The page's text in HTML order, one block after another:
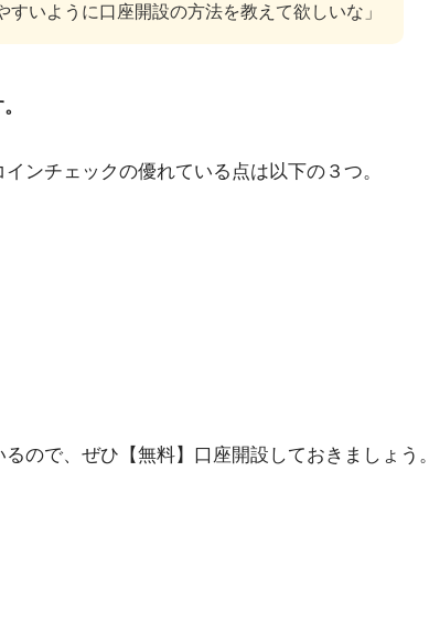
いように口座開設の方法を教えて欲しいな」
ンチェックの優れている点は以下の３つ。
ので、ぜひ【無料】口座開設しておきましょう。